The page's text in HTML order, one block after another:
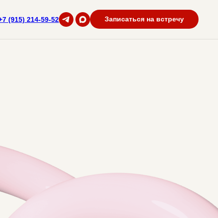
(915) 214-59-52 Записаться на встречу